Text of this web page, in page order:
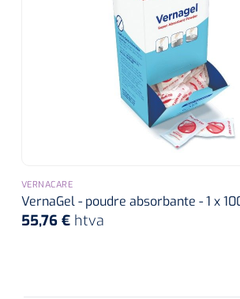
VERNACARE
VernaGel - poudre absorbante - 1 x
55,76 € htva